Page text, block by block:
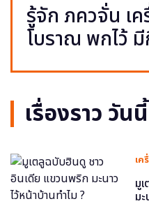
รู้จัก ภควจั่น เ
โบราณ พกไว้
เรื่องราว วันนี้
เค
มู
ม